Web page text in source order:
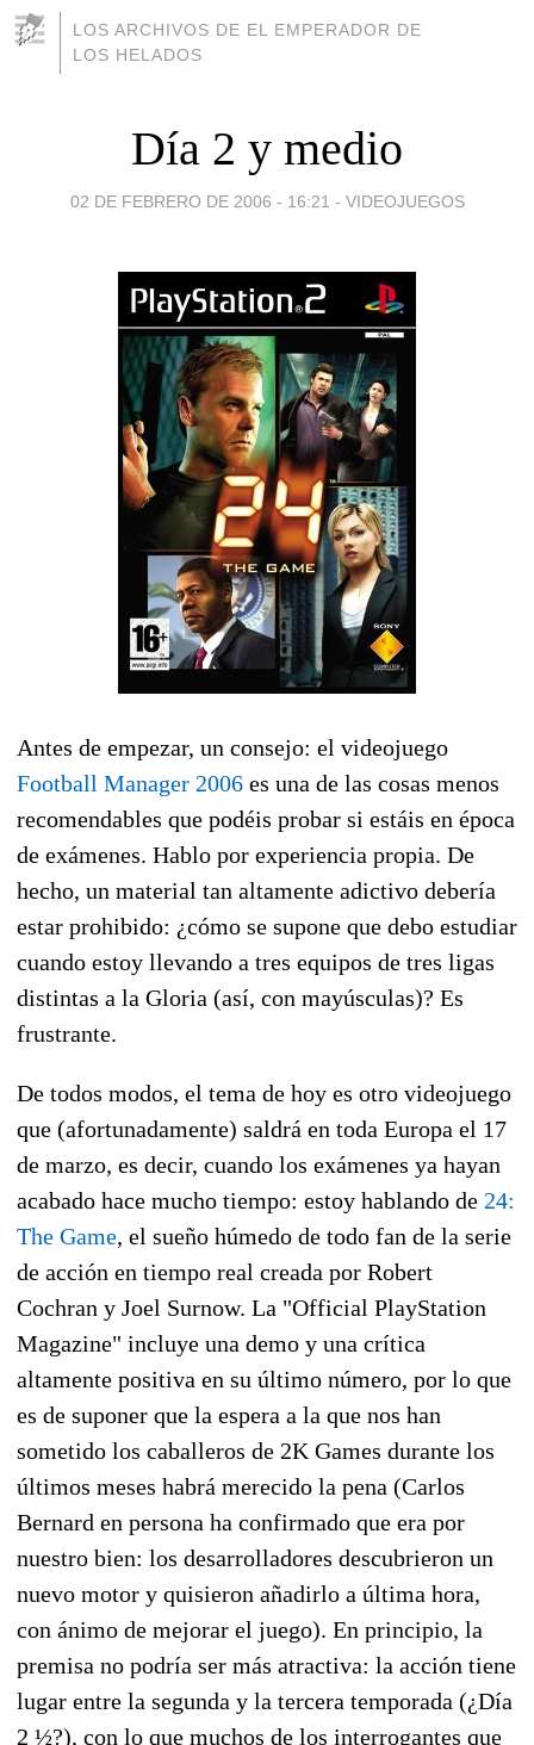
LOS ARCHIVOS DE EL EMPERADOR DE
LOS HELADOS
Día 2 y medio
02 DE FEBRERO DE 2006 - 16:21 - VIDEOJUEGOS
Antes de empezar, un consejo: el videojuego
Football Manager 2006 es una de las cosas menos
recomendables que podéis probar si estáis en época
de exámenes. Hablo por experiencia propia. De
hecho, un material tan altamente adictivo debería
estar prohibido: ¿cómo se supone que debo estudiar
cuando estoy llevando a tres equipos de tres ligas
distintas a la Gloria (así, con mayúsculas)? Es
frustrante.
De todos modos, el tema de hoy es otro videojuego
que (afortunadamente) saldrá en toda Europa el 17
de marzo, es decir, cuando los exámenes ya hayan
acabado hace mucho tiempo: estoy hablando de 24:
The Game, el sueño húmedo de todo fan de la serie
de acción en tiempo real creada por Robert
Cochran y Joel Surnow. La "Official PlayStation
Magazine" incluye una demo y una crítica
altamente positiva en su último número, por lo que
es de suponer que la espera a la que nos han
sometido los caballeros de 2K Games durante los
últimos meses habrá merecido la pena (Carlos
Bernard en persona ha confirmado que era por
nuestro bien: los desarrolladores descubrieron un
nuevo motor y quisieron añadirlo a última hora,
con ánimo de mejorar el juego). En principio, la
premisa no podría ser más atractiva: la acción tiene
lugar entre la segunda y la tercera temporada (¿Día
2 ½?), con lo que muchos de los interrogantes que